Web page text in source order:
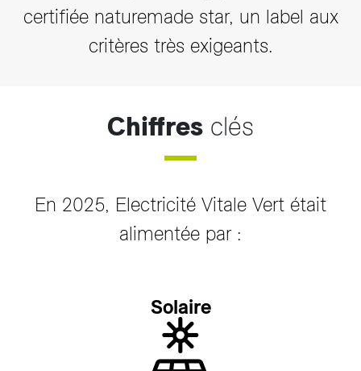
certifiée naturemade star, un label aux
critères très exigeants.
Chiffres clés
En 2025, Electricité Vitale Vert était
alimentée par :
Solaire